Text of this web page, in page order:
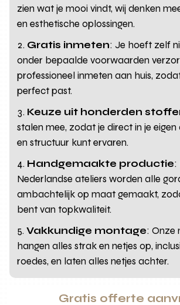
zien wat je mooi vindt, wij denken
en esthetische oplossingen.
Gratis inmeten: Je hoeft zelf
onder bepaalde voorwaarden
professioneel inmeten aan huis,
perfect past.
Keuze uit honderden
stalen mee, zodat je direct in je eigen
en structuur kunt ervaren.
Handgemaakte productie:
Nederlandse ateliers worden alle
ambachtelijk op maat gemaakt,
bent van topkwaliteit.
Vakkundige montage: Onze
hangen alles strak en netjes op,
roedes, en laten alles netjes achter.
Gratis offerte